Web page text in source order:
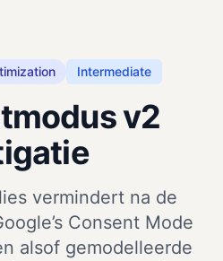
Intermediate
v2
vermindert na de
Consent Mode
alsof gemodelleerde